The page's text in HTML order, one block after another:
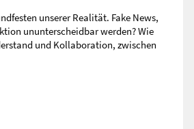
unserer Realität. Fake News,
ununterscheidbar werden? Wie
und Kollaboration, zwischen